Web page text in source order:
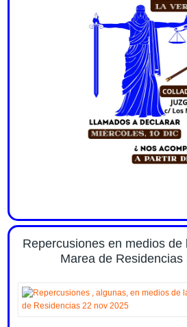
Repercusiones en medios
Marea de Residencias